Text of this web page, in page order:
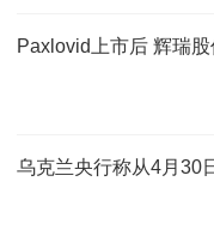
Paxlovid上市后 辉瑞
乌克兰央行称从4月30